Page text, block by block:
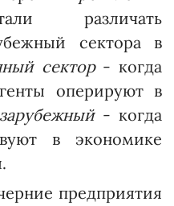
различать
сектора в
сектор- когда
оперируют в
зарубежный- когда
в экономике
предприятия